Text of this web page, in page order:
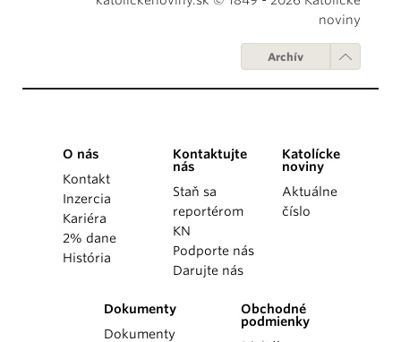
noviny
Archív
O nás
Kontakt
Inzercia
Kariéra
2% dane
História
Kontaktujte
nás
Staň sa
reportérom
KN
Podporte nás
Darujte nás
Katolícke
noviny
Aktuálne
číslo
Dokumenty
Dokumenty
Obchodné
podmienky